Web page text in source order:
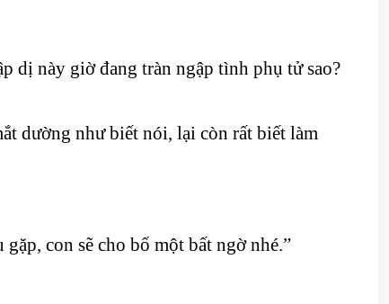
dị này giờ đang tràn ngập tình phụ tử sao?
dường như biết nói, lại còn rất biết làm
con sẽ cho bố một bất ngờ nhé.”